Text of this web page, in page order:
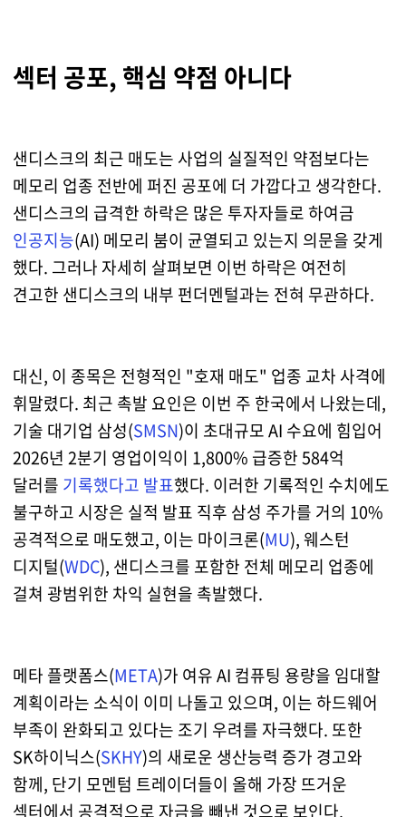
섹터 공포, 핵심 약점 아니다
샌디스크의 최근 매도는 사업의 실질적인 약점보다는
메모리 업종 전반에 퍼진 공포에 더 가깝다고 생각한다.
샌디스크의 급격한 하락은 많은 투자자들로 하여금
인공지능(AI) 메모리 붐이 균열되고 있는지 의문을 갖게
했다. 그러나 자세히 살펴보면 이번 하락은 여전히
견고한 샌디스크의 내부 펀더멘털과는 전혀 무관하다.
대신, 이 종목은 전형적인 "호재 매도" 업종 교차 사격에
휘말렸다. 최근 촉발 요인은 이번 주 한국에서 나왔는데,
기술 대기업 삼성(SMSN)이 초대규모 AI 수요에 힘입어
2026년 2분기 영업이익이 1,800% 급증한 584억
달러를 기록했다고 발표했다. 이러한 기록적인 수치에도
불구하고 시장은 실적 발표 직후 삼성 주가를 거의 10%
공격적으로 매도했고, 이는 마이크론(MU), 웨스턴
디지털(WDC), 샌디스크를 포함한 전체 메모리 업종에
걸쳐 광범위한 차익 실현을 촉발했다.
메타 플랫폼스(META)가 여유 AI 컴퓨팅 용량을 임대할
계획이라는 소식이 이미 나돌고 있으며, 이는 하드웨어
부족이 완화되고 있다는 조기 우려를 자극했다. 또한
SK하이닉스(SKHY)의 새로운 생산능력 증가 경고와
함께, 단기 모멘텀 트레이더들이 올해 가장 뜨거운
섹터에서 공격적으로 자금을 빼낸 것으로 보인다.